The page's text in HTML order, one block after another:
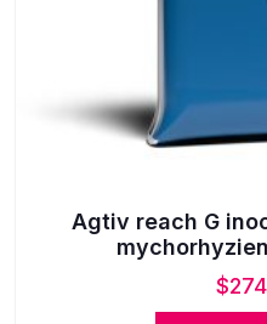
Agtiv reach G
$